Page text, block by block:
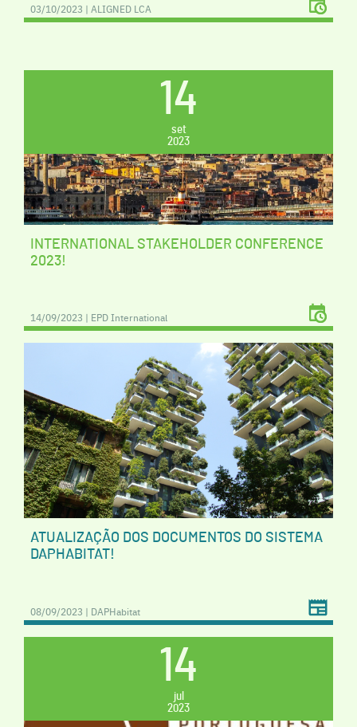
03/10/2023 | ALIGNED LCA
14
set
2023
INTERNATIONAL STAKEHOLDER CONFERENCE
2023!
14/09/2023 | EPD International
ATUALIZAÇÃO DOS DOCUMENTOS DO SISTEMA
DAPHABITAT!
08/09/2023 | DAPHabitat
14
jul
2023